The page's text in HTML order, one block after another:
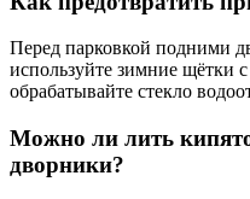
Перед парковкой подними
используйте зимние щётки
обрабатывайте стекло
Можно ли лить
дворники?